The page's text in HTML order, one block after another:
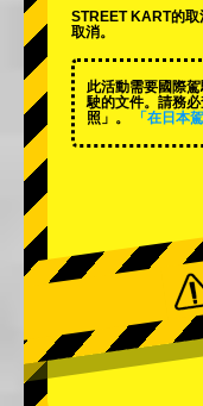
STREET KART的
取消。
此活動需要國際
駛的文件。請務
照」。
「在日本